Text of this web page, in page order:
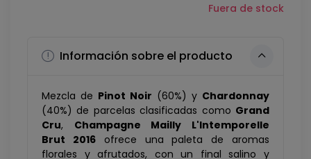
Fuera de stock
Información sobre el producto
Mezcla de Pinot Noir (60%) y Chardonnay
(40%) de parcelas clasificadas como Grand
Cru, Champagne Mailly L'Intemporelle
Brut 2016ofrece una paleta de aromas
florales y afrutados, con un final salino y